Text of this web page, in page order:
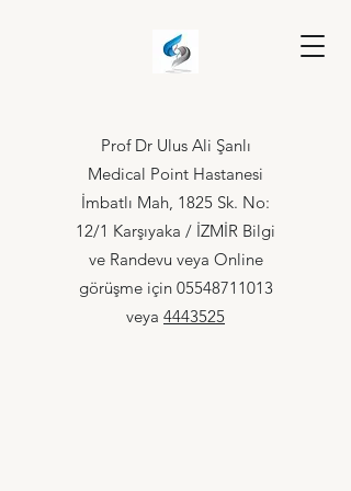
Prof Dr Ulus Ali Şanlı
Medical Point Hastanesi
İmbatlı Mah, 1825 Sk. No:
12/1 Karşıyaka / İZMİR Bilgi
ve Randevu veya Online
görüşme için 05548711013
veya 4443525